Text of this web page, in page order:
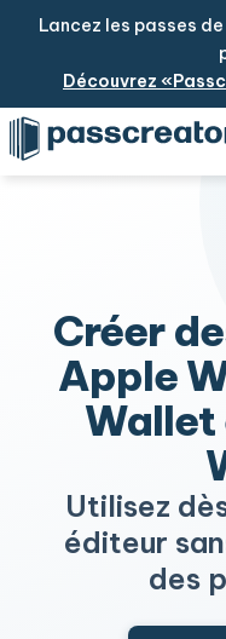
Lancez les passes
Découvrez
Créer
Apple
Wallet
Utilisez
éditeur
des